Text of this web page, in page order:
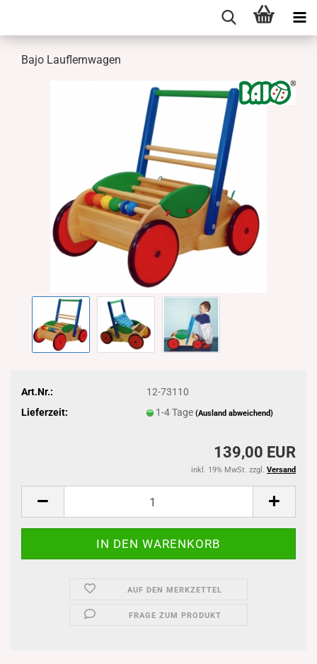
Bajo Lauflernwagen
Art.Nr.:
12-73110
Lieferzeit:
1-4 Tage (Ausland abweichend)
139,00 EUR
inkl. 19% MwSt. zzgl. Versand
AUF DEN MERKZETTEL
FRAGE ZUM PRODUKT